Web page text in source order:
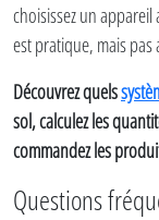
choisissez un appareil
est pratique, mais
Découvrez quels
sol, calculez les
commandez les
Questions